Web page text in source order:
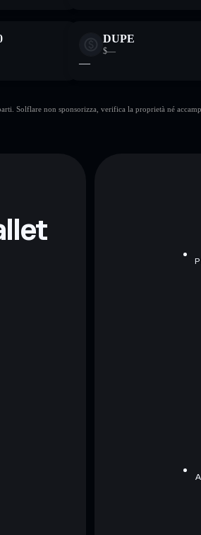
DUPE
$—
—
Solflare non sponsorizza, verifica la proprietà né